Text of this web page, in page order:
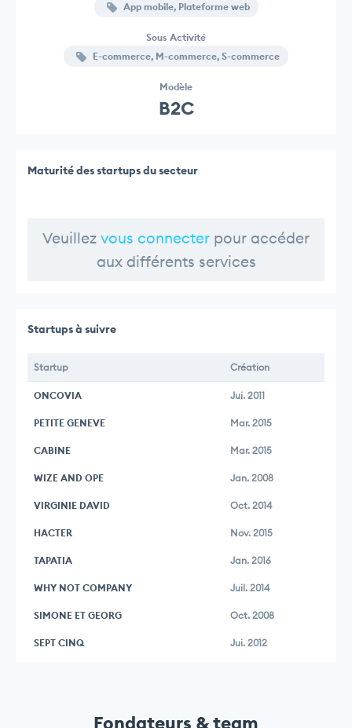
App mobile, Plateforme web
Sous Activité
E-commerce, M-commerce, S-commerce
Modèle
B2C
Maturité des startups du secteur
Veuillez vous connecter pour accéder
aux différents services
Startups à suivre
Startup Création
ONCOVIA Jui. 2011
PETITE GENEVE Mar. 2015
CABINE Mar. 2015
WIZE AND OPE Jan. 2008
VIRGINIE DAVID Oct. 2014
HACTER Nov. 2015
TAPATIA Jan. 2016
WHY NOT COMPANY Juil. 2014
SIMONE ET GEORG Oct. 2008
SEPT CINQ Jui. 2012
Fondateurs & team